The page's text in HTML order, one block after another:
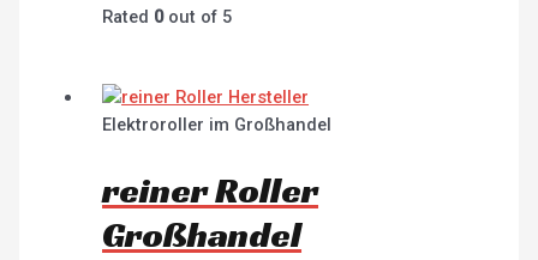
Rated 0out of 5
Elektroroller im Großhandel
reiner Roller
Großhandel